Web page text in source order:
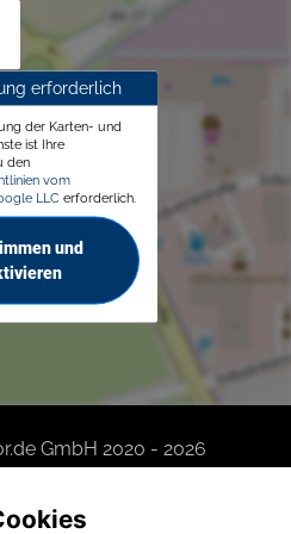
erforderlich
der Karten- und
ist Ihre
den
vom
LLC erforderlich.
und
GmbH 2020 - 2026